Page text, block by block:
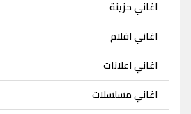
اغاني حزينة
اغاني افلام
اغاني اعلانات
اغاني مسلسلات